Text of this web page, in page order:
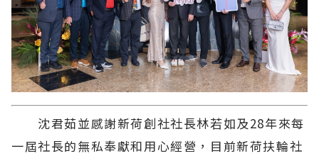
沈君茹並感謝新荷創社社長林若如及28年來每
一屆社長的無私奉獻和用心經營，目前新荷扶輪社